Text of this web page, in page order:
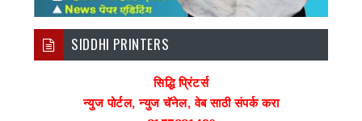
SIDDHI PRINTERS
सिद्धि प्रिंटर्स
न्युज पोर्टल, न्युज चॅनेल, वेब साठी संपर्क करा